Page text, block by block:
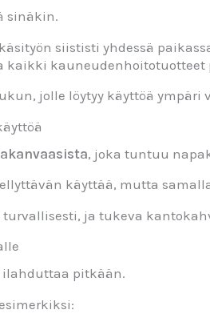
sinäkin.
siististi yhdessä
kaikki kauneudenhoitotuotteet
jolle löytyy käyttöä ympäri
, joka tuntuu
käyttää, mutta
ja tukeva
ilahduttaa pitkään.